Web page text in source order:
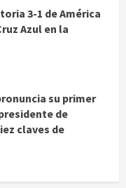
Azul en la
de
claves de